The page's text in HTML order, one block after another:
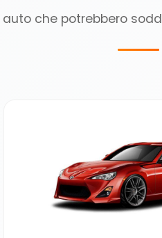
auto che potrebbero